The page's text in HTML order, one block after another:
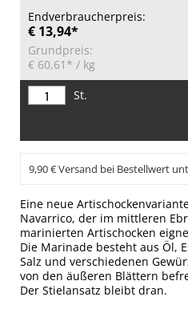
Endverbraucherpreis:
€ 13,94*
Grundpreis:
€ 60,61* / kg
St.
9,90 € Versand bei Bestellwert
Eine neue
Navarrico, der im mittleren
marinierten Artischocken
Die Marinade besteht aus Öl,
Salz und verschiedenen
von den äußeren Blättern
Der Stielansatz bleibt dran.